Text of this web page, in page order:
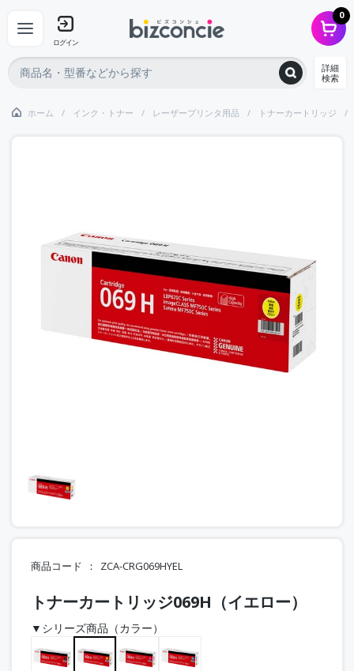
ログイン
0
詳細
検索
ホーム インク・トナー レーザープリンタ用品 トナーカートリッジ
商品コード ZCA-CRG069HYEL
トナーカートリッジ069H（イエロー）
▼シリーズ商品（カラー）